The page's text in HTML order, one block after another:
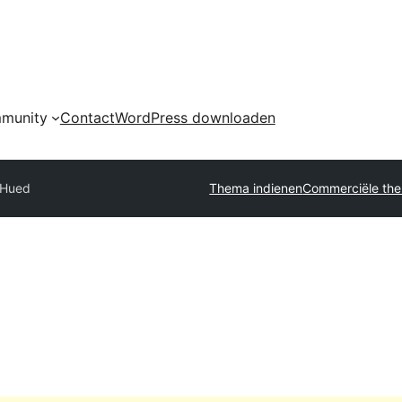
ContactWordPress downloaden
Thema indienenCommerciële